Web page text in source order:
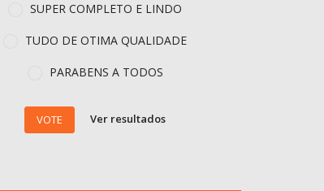
SUPER COMPLETO E LINDO
TUDO DE OTIMA QUALIDADE
PARABENS A TODOS
VOTE Ver resultados